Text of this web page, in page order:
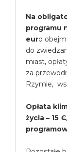
Na
programu
euro
do
miast,
za
Rzymie,
Opłata
życia – 15